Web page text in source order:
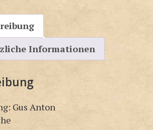
Informationen
Gus Anton